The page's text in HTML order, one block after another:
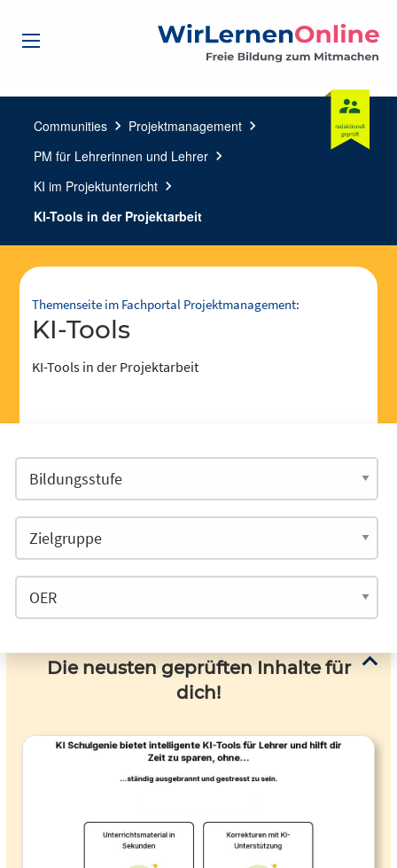
Communities chevron_right Projektmanagement chevron_right
PM für Lehrerinnen und Lehrer chevron_right
KI im Projektunterricht chevron_right
KI-Tools in der Projektarbeit
Themenseite im Fachportal Projektmanagement:
KI-Tools
KI-Tools in der Projektarbeit
Die neusten geprüften Inhalte für
dich!